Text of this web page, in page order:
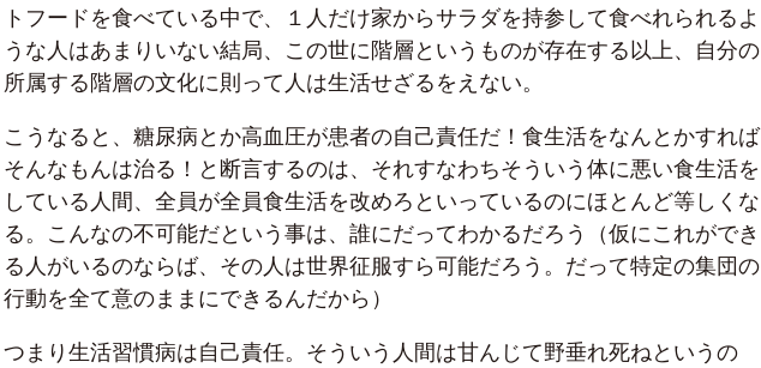
トフードを食べている中で、１人だけ家からサラダを持参して食べれられるよ
うな人はあまりいない結局、この世に階層というものが存在する以上、自分の
所属する階層の文化に則って人は生活せざるをえない。
こうなると、糖尿病とか高血圧が患者の自己責任だ！食生活をなんとかすれば
そんなもんは治る！と断言するのは、それすなわちそういう体に悪い食生活を
している人間、全員が全員食生活を改めろといっているのにほとんど等しくな
る。こんなの不可能だという事は、誰にだってわかるだろう（仮にこれができ
る人がいるのならば、その人は世界征服すら可能だろう。だって特定の集団の
行動を全て意のままにできるんだから）
つまり生活習慣病は自己責任。そういう人間は甘んじて野垂れ死ねというの